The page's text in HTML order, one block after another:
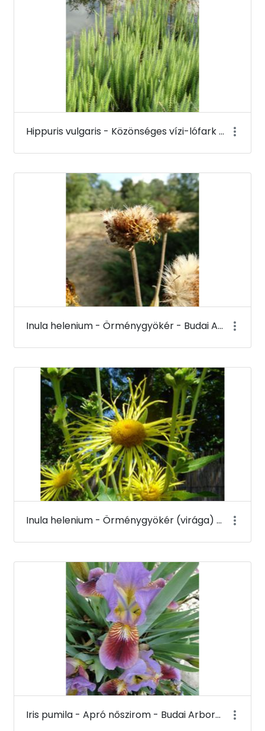
Hippuris vulgaris - Közönséges vízi-lófark - Budai Arborétum
Inula helenium - Örménygyökér - Budai Arborétum
Inula helenium - Örménygyökér (virága) - Budai Arborétum
Iris pumila - Apró nőszirom - Budai Arborétum